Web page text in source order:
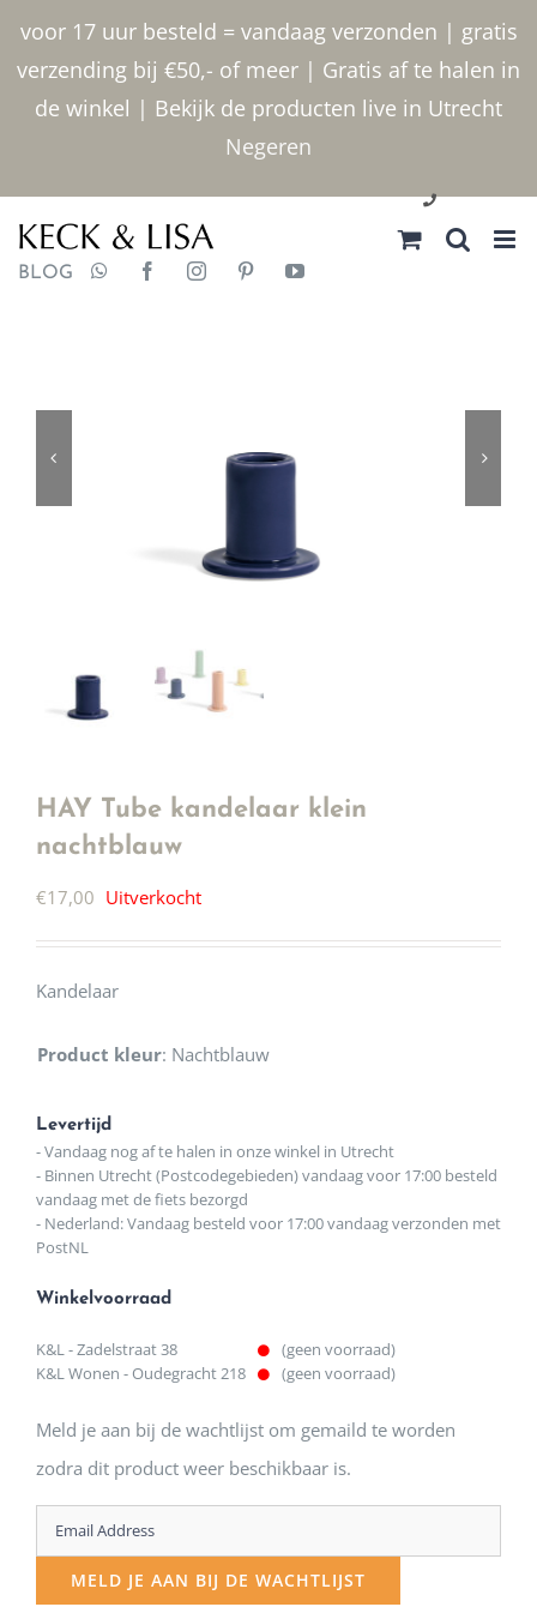
voor 17 uur besteld = vandaag verzonden | gratis
verzending bij €50,- of meer | Gratis af te halen in
de winkel | Bekijk de producten live in Utrecht
Negeren
inhoud
030 2400000
BLOG
HAY Tube kandelaar klein
nachtblauw
€17,00 Uitverkocht
Kandelaar
Product kleur: Nachtblauw
Levertijd
- Vandaag nog af te halen in onze winkel in Utrecht
- Binnen Utrecht (Postcodegebieden) vandaag voor 17:00 besteld
vandaag met de fiets bezorgd
- Nederland: Vandaag besteld voor 17:00 vandaag verzonden met
PostNL
Winkelvoorraad
K&L - Zadelstraat 38
(geen voorraad)
K&L Wonen - Oudegracht 218
(geen voorraad)
Meld je aan bij de wachtlijst om gemaild te worden
zodra dit product weer beschikbaar is.
Enter
your
email
MELD JE AAN BIJ DE WACHTLIJST